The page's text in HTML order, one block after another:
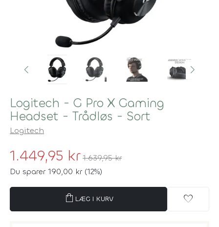
Logitech - G Pro X Gaming
Headset - Trådløs - Sort
Logitech
1.449,95 kr 1.639,95 kr
Du sparer 190,00 kr (12%)
shopping_bag LÆG I KURV favorite